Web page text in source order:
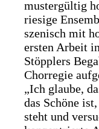
mustergültig
riesige
szenisch mit
ersten Arbeit
Stöpplers
Chorregie
„Ich glaube,
das Schöne
steht und